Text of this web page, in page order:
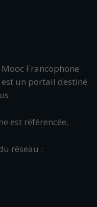
Mooc Francophone
est un portail destiné
est référencée.
réseau :